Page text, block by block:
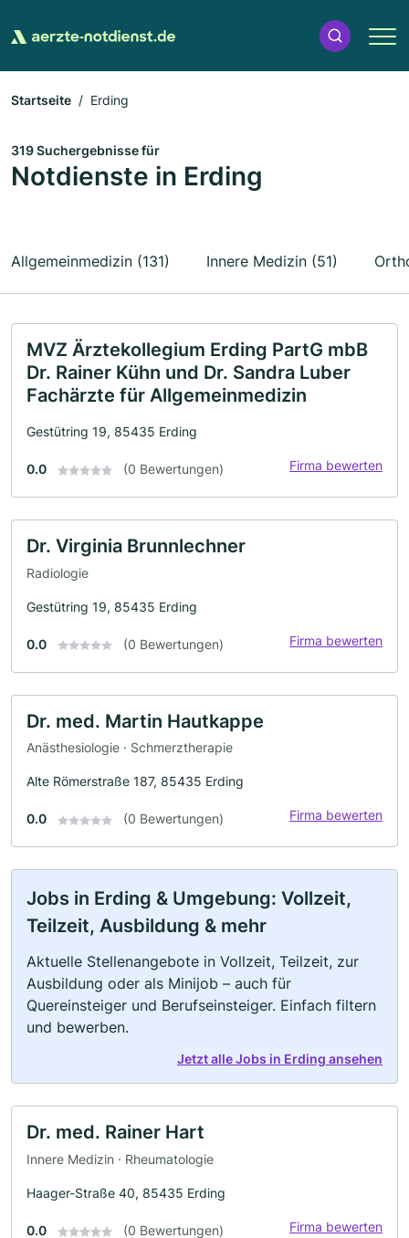
Startseite Erding
319 Suchergebnisse für
Notdienste in Erding
Allgemeinmedizin (131) Innere Medizin (51)
MVZ Ärztekollegium Erding PartG mbB
Dr. Rainer Kühn und Dr. Sandra Luber
Fachärzte für Allgemeinmedizin
Gestütring 19, 85435 Erding
0.0 (0 Bewertungen) Firma bewerten
Dr. Virginia Brunnlechner
Radiologie
Gestütring 19, 85435 Erding
0.0 (0 Bewertungen) Firma bewerten
Dr. med. Martin Hautkappe
Anästhesiologie · Schmerztherapie
Alte Römerstraße 187, 85435 Erding
0.0 (0 Bewertungen) Firma bewerten
Jobs in Erding & Umgebung: Vollzeit,
Teilzeit, Ausbildung & mehr
Aktuelle Stellenangebote in Vollzeit, Teilzeit, zur
Ausbildung oder als Minijob – auch für
Quereinsteiger und Berufseinsteiger. Einfach filtern
und bewerben.
Jetzt alle Jobs in Erding ansehen
Dr. med. Rainer Hart
Innere Medizin · Rheumatologie
Haager-Straße 40, 85435 Erding
0.0 (0 Bewertungen) Firma bewerten